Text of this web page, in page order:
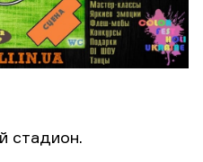
стадион.